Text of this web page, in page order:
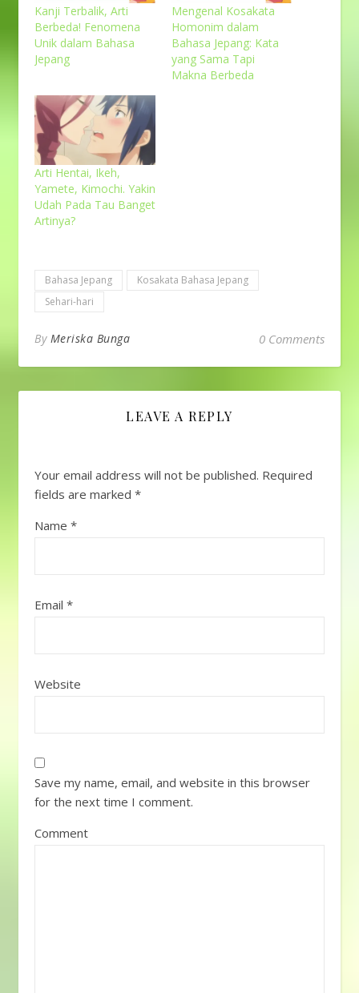
Kanji Terbalik, Arti
Berbeda! Fenomena
Unik dalam Bahasa
Jepang
Mengenal Kosakata
Homonim dalam
Bahasa Jepang: Kata
yang Sama Tapi
Makna Berbeda
Arti Hentai, Ikeh,
Yamete, Kimochi. Yakin
Udah Pada Tau Banget
Artinya?
Bahasa Jepang
Kosakata Bahasa Jepang
Sehari-hari
By Meriska Bunga 0 Comments
LEAVE A REPLY
Your email address will not be published. Required
fields are marked *
Name *
Email *
Website
Save my name, email, and website in this browser
for the next time I comment.
Comment